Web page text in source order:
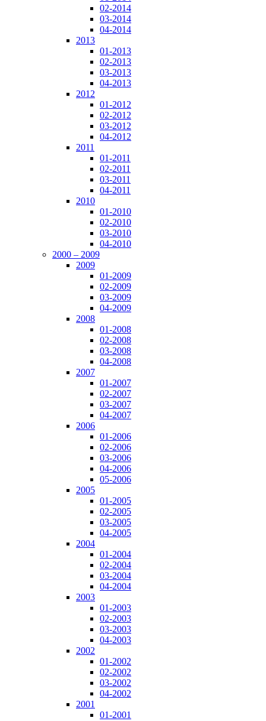
02-2014
03-2014
04-2014
2013
01-2013
02-2013
03-2013
04-2013
2012
01-2012
02-2012
03-2012
04-2012
2011
01-2011
02-2011
03-2011
04-2011
2010
01-2010
02-2010
03-2010
04-2010
2000 – 2009
2009
01-2009
02-2009
03-2009
04-2009
2008
01-2008
02-2008
03-2008
04-2008
2007
01-2007
02-2007
03-2007
04-2007
2006
01-2006
02-2006
03-2006
04-2006
05-2006
2005
01-2005
02-2005
03-2005
04-2005
2004
01-2004
02-2004
03-2004
04-2004
2003
01-2003
02-2003
03-2003
04-2003
2002
01-2002
02-2002
03-2002
04-2002
2001
01-2001